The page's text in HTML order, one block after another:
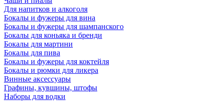
Для напитков и алкоголя
Бокалы и фужеры для вина
Бокалы и фужеры для шампанского
Бокалы для коньяка и бренди
Бокалы для мартини
Бокалы для пива
Бокалы и фужеры для коктейля
Бокалы и рюмки для ликера
Винные аксессуары
Графины, кувшины, штофы
Наборы для водки